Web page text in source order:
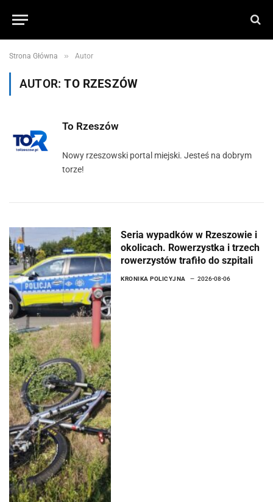
Strona Główna » Autor
AUTOR:TO RZESZÓW
To Rzeszów
Nowy rzeszowski portal miejski. Jesteś na dobrym
torze!
Seria wypadków w Rzeszowie i
okolicach. Rowerzystka i trzech
rowerzystów trafiło do szpitali
KRONIKA POLICYJNA 2026-08-06